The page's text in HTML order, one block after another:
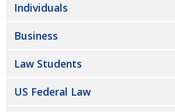
Individuals
Business
Law Students
US Federal Law